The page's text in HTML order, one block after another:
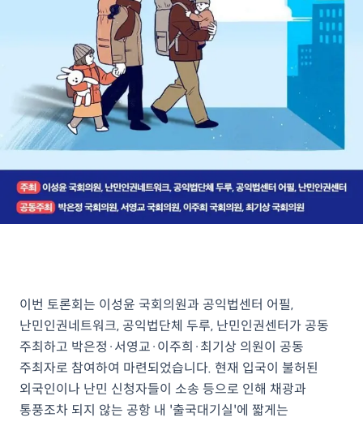
이번 토론회는 이성윤 국회의원과 공익법센터 어필,
난민인권네트워크, 공익법단체 두루, 난민인권센터가 공동
주최하고 박은정·서영교·이주희·최기상 의원이 공동
주최자로 참여하여 마련되었습니다. 현재 입국이 불허된
외국인이나 난민 신청자들이 소송 등으로 인해 채광과
통풍조차 되지 않는 공항 내 '출국대기실'에 짧게는